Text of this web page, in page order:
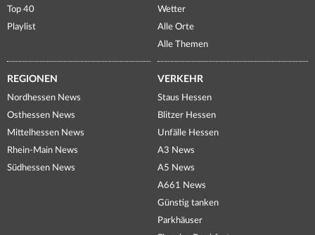
Top 40
Playlist
Wetter
Alle Orte
Alle Themen
REGIONEN
Nordhessen News
Osthessen News
Mittelhessen News
Rhein-Main News
Südhessen News
VERKEHR
Staus Hessen
Blitzer Hessen
Unfälle Hessen
A3 News
A5 News
A661 News
Günstig tanken
Parkhäuser